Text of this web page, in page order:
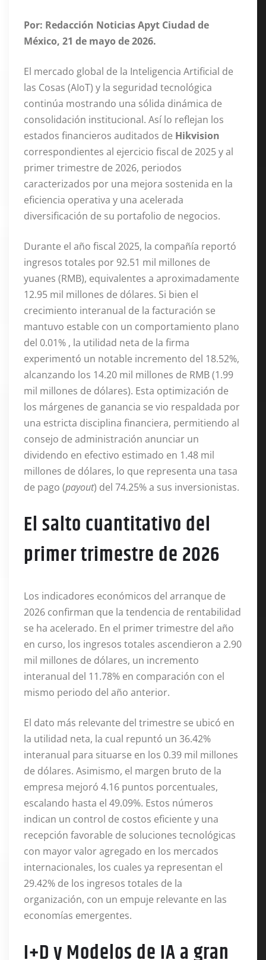
Por: Redacción Noticias Apyt Ciudad de
México, 21 de mayo de 2026.
El mercado global de la Inteligencia Artificial de
las Cosas (AIoT) y la seguridad tecnológica
continúa mostrando una sólida dinámica de
consolidación institucional. Así lo reflejan los
estados financieros auditados de Hikvision
correspondientes al ejercicio fiscal de 2025 y al
primer trimestre de 2026, periodos
caracterizados por una mejora sostenida en la
eficiencia operativa y una acelerada
diversificación de su portafolio de negocios.
Durante el año fiscal 2025, la compañía reportó
ingresos totales por 92.51 mil millones de
yuanes (RMB), equivalentes a aproximadamente
12.95 mil millones de dólares. Si bien el
crecimiento interanual de la facturación se
mantuvo estable con un comportamiento plano
del 0.01% , la utilidad neta de la firma
experimentó un notable incremento del 18.52%,
alcanzando los 14.20 mil millones de RMB (1.99
mil millones de dólares). Esta optimización de
los márgenes de ganancia se vio respaldada por
una estricta disciplina financiera, permitiendo al
consejo de administración anunciar un
dividendo en efectivo estimado en 1.48 mil
millones de dólares, lo que representa una tasa
de pago (payout) del 74.25% a sus inversionistas.
El salto cuantitativo del
primer trimestre de 2026
Los indicadores económicos del arranque de
2026 confirman que la tendencia de rentabilidad
se ha acelerado. En el primer trimestre del año
en curso, los ingresos totales ascendieron a 2.90
mil millones de dólares, un incremento
interanual del 11.78% en comparación con el
mismo periodo del año anterior.
El dato más relevante del trimestre se ubicó en
la utilidad neta, la cual repuntó un 36.42%
interanual para situarse en los 0.39 mil millones
de dólares. Asimismo, el margen bruto de la
empresa mejoró 4.16 puntos porcentuales,
escalando hasta el 49.09%. Estos números
indican un control de costos eficiente y una
recepción favorable de soluciones tecnológicas
con mayor valor agregado en los mercados
internacionales, los cuales ya representan el
29.42% de los ingresos totales de la
organización, con un empuje relevante en las
economías emergentes.
I+D y Modelos de IA a gran